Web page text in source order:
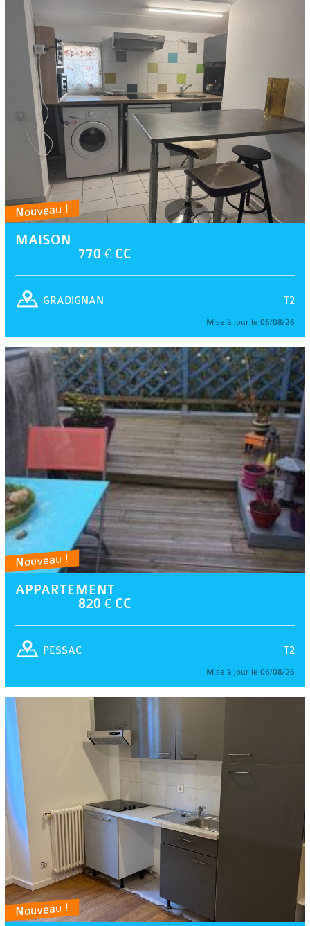
Nouveau !
MAISON
770 € CC
T2
GRADIGNAN
Mise à jour le 06/08/26
Nouveau !
APPARTEMENT
820 € CC
T2
PESSAC
Mise à jour le 06/08/26
Nouveau !